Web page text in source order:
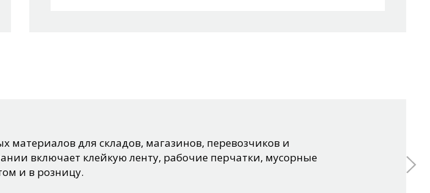
для складов, магазинов, перевозчиков и
включает клейкую ленту, рабочие перчатки, мусорные
и в розницу.